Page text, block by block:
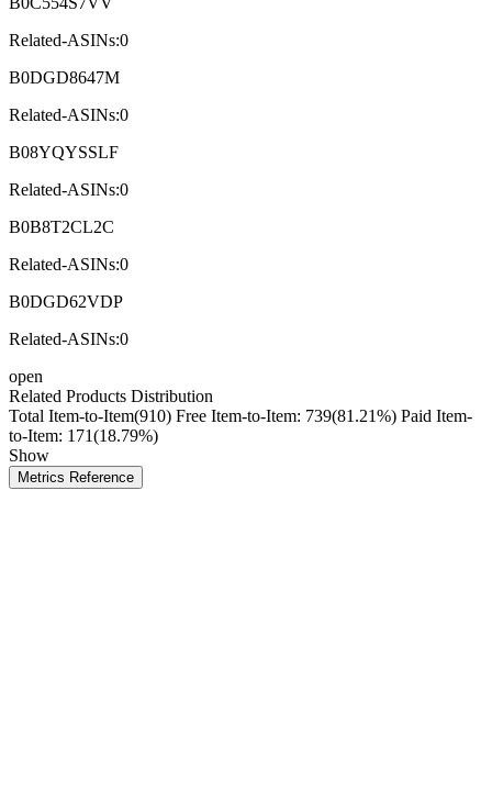
Related-ASINs:0
B0DGD8647M
Related-ASINs:0
B08YQYSSLF
Related-ASINs:0
B0B8T2CL2C
Related-ASINs:0
B0DGD62VDP
Related-ASINs:0
open
Related Products Distribution
Total Item-to-Item(910) Free Item-to-Item: 739(81.21%) Paid Item-
to-Item: 171(18.79%)
Show
Metrics Reference